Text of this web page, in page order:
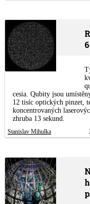
cesia. Qubity jsou
12 tisíc optických pinzet,
koncentrovaných
zhruba 13 sekund.
Stanislav Mihulka